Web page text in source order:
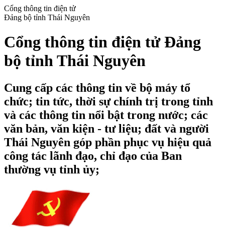
Cổng thông tin điện tử
Đảng bộ tỉnh Thái Nguyên
Cổng thông tin điện tử Đảng
bộ tỉnh Thái Nguyên
Cung cấp các thông tin về bộ máy tổ
chức; tin tức, thời sự chính trị trong tỉnh
và các thông tin nổi bật trong nước; các
văn bản, văn kiện - tư liệu; đất và người
Thái Nguyên góp phần phục vụ hiệu quả
công tác lãnh đạo, chỉ đạo của Ban
thường vụ tỉnh ủy;